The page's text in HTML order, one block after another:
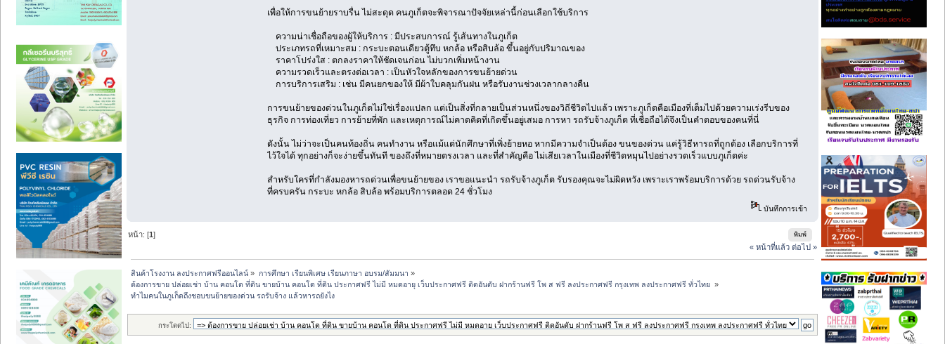
เพื่อให้การขนย้ายราบรื่น ไม่สะดุด คนภูเก็ตจะพิจารณาปัจจัยเหล่านี้ก่อนเลือกใช้บริการ
ความน่าเชื่อถือของผู้ให้บริการ : มีประสบการณ์ รู้เส้นทางในภูเก็ต
ประเภทรถที่เหมาะสม : กระบะตอนเดียวตู้ทึบ หกล้อ หรือสิบล้อ ขึ้นอยู่กับปริมาณของ
ราคาโปร่งใส : ตกลงราคาให้ชัดเจนก่อน ไม่บวกเพิ่มหน้างาน
ความรวดเร็วและตรงต่อเวลา : เป็นหัวใจหลักของการขนย้ายด่วน
การบริการเสริม : เช่น มีคนยกของให้ มีผ้าใบคลุมกันฝน หรือรับงานช่วงเวลากลางคืน
การขนย้ายของด่วนในภูเก็ตไม่ใช่เรื่องแปลก แต่เป็นสิ่งที่กลายเป็นส่วนหนึ่งของวิถีชีวิตไปแล้ว เพราะภูเก็ตคือเมืองที่เต็มไปด้วยความเร่งรีบของ
ธุรกิจ การท่องเที่ยว การย้ายที่พัก และเหตุการณ์ไม่คาดคิดที่เกิดขึ้นอยู่เสมอ การหา รถรับจ้างภูเก็ต ที่เชื่อถือได้จึงเป็นคำตอบของคนที่นี่
ดังนั้น ไม่ว่าจะเป็นคนท้องถิ่น คนทำงาน หรือแม้แต่นักศึกษาที่เพิ่งย้ายหอ หากมีความจำเป็นต้อง ขนของด่วน แค่รู้วิธีหารถที่ถูกต้อง เลือกบริการที่
ไว้ใจได้ ทุกอย่างก็จะง่ายขึ้นทันที ของถึงที่หมายตรงเวลา และที่สำคัญคือ ไม่เสียเวลาในเมืองที่ชีวิตหมุนไปอย่างรวดเร็วแบบภูเก็ตค่ะ
สำหรับใครที่กำลังมองหารถด่วนเพื่อขนย้ายของ เราขอแนะนำ รถรับจ้างภูเก็ต รับรองคุณจะไม่ผิดหวัง เพราะเราพร้อมบริการด้วย รถด่วนรับจ้าง
ที่ครบครัน กระบะ หกล้อ สิบล้อ พร้อมบริการตลอด 24 ชั่วโมง
บันทึกการเข้า
พิมพ์
หน้า: [1]
« หน้าที่แล้ว ต่อไป »
สินค้าโรงงาน ลงประกาศฟรีออนไลน์ » การศึกษา เรียนพิเศษ เรียนภาษา อบรม/สัมมนา »
ต้องการขาย ปล่อยเช่า บ้าน คอนโด ที่ดิน ขายบ้าน คอนโด ที่ดิน ประกาศฟรี ไม่มี หมดอายุ เว็บประกาศฟรี ติดอันดับ ฝากร้านฟรี โพ ส ฟรี ลงประกาศฟรี กรุงเทพ ลงประกาศฟรี ทั่วไทย »
ทำไมคนในภูเก็ตถึงชอบขนย้ายของด่วน รถรับจ้าง แล้วหารถยังไง
กระโดดไป: